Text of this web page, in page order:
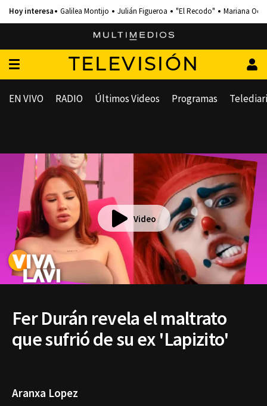
Galilea Montijo Julián Figueroa "El Recodo" Mariana
TELEVISIÓN
EN VIVO RADIO Últimos Videos Programas
Video
Fer Durán revela el maltrato
que sufrió de su ex 'Lapizito'
Aranxa Lopez